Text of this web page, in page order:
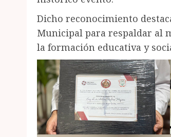
Dicho reconocimiento
Municipal para respaldar al
la formación educativa y